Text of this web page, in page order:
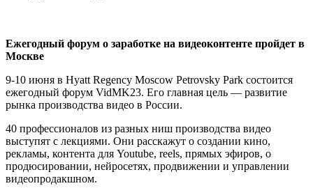
Ежегодный форум о заработке на видеоконтенте пройдет в
Москве
9-10 июня в Hyatt Regency Moscow Petrovsky Park состоится
ежегодный форум VidMK23. Его главная цель — развитие
рынка производства видео в России.
40 профессионалов из разных ниш производства видео
выступят с лекциями. Они расскажут о создании кино,
рекламы, контента для Youtube, reels, прямых эфиров, о
продюсировании, нейросетях, продвижении и управлении
видеопродакшном.